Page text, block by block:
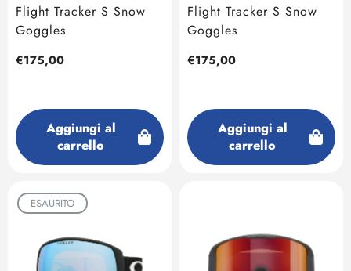
Flight Tracker S Snow
Goggles
Prezzo
€175,00
Aggiungi al
carrello
Flight Tracker S Snow
Goggles
Prezzo
€175,00
Aggiungi al
carrello
ESAURITO